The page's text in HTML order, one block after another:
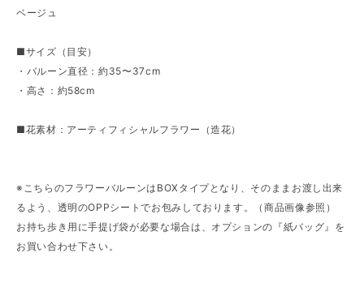
ベージュ
■サイズ（目安）
・バルーン直径：約35〜37cm
・高さ：約58cm
■花素材：アーティフィシャルフラワー（造花）
※こちらのフラワーバルーンはBOXタイプとなり、そのままお渡し出来
るよう、透明のOPPシートでお包みしております。（商品画像参照）
お持ち歩き用に手提げ袋が必要な場合は、オプションの『紙バッグ』を
お買い合わせ下さい。